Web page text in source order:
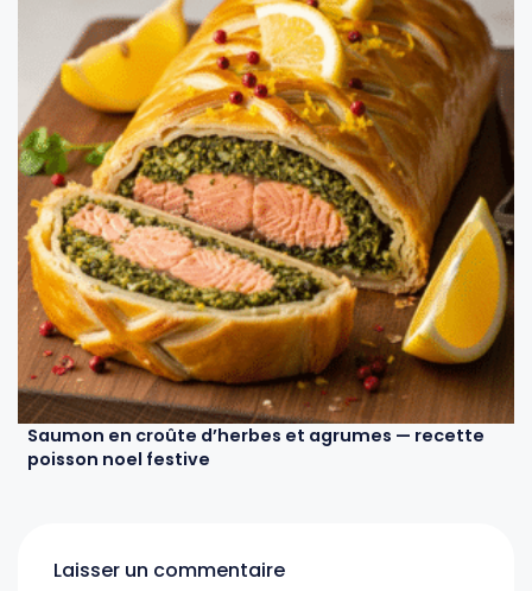
Saumon en croûte d’herbes et agrumes — recette
poisson noel festive
Laisser un commentaire